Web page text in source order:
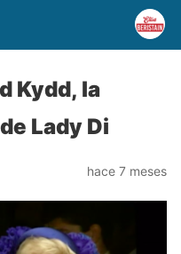
Kydd, la
Lady Di
hace 7 meses